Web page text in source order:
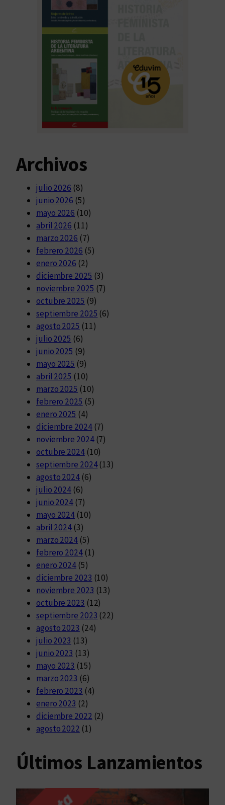
Archivos
julio 2026 (8)
junio 2026 (5)
mayo 2026 (10)
abril 2026 (11)
marzo 2026 (7)
febrero 2026 (5)
enero 2026 (2)
diciembre 2025 (3)
noviembre 2025 (7)
octubre 2025 (9)
septiembre 2025 (6)
agosto 2025 (11)
julio 2025 (6)
junio 2025 (9)
mayo 2025 (9)
abril 2025 (10)
marzo 2025 (10)
febrero 2025 (5)
enero 2025 (4)
diciembre 2024(7)
noviembre 2024(7)
octubre 2024(10)
septiembre 2024(13)
agosto 2024(6)
julio 2024 (6)
junio 2024 (7)
mayo 2024 (10)
abril 2024 (3)
marzo 2024 (5)
febrero 2024(1)
enero 2024 (5)
diciembre 2023 (10)
noviembre 2023 (13)
octubre 2023 (12)
septiembre 2023 (22)
agosto 2023 (24)
julio 2023 (13)
junio 2023 (13)
mayo 2023 (15)
marzo 2023 (6)
febrero 2023 (4)
enero 2023 (2)
diciembre 2022 (2)
agosto 2022 (1)
Últimos Lanzamientos